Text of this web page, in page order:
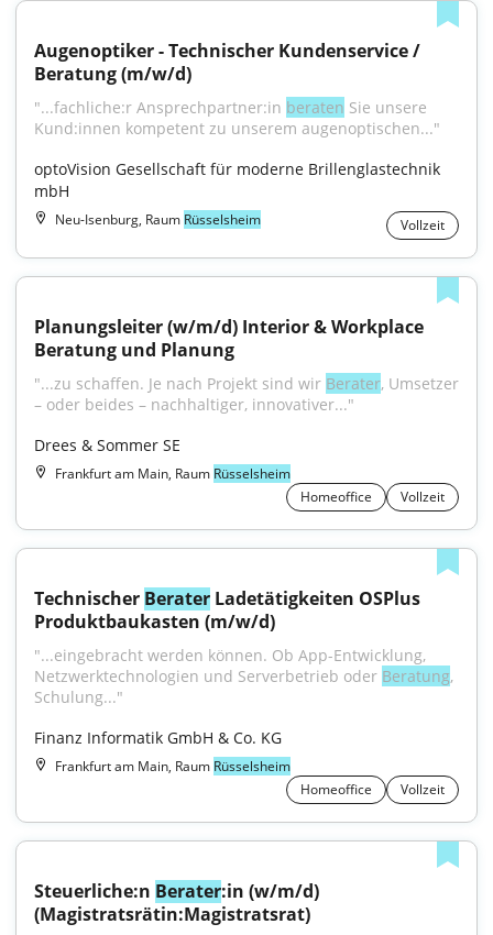
Augenoptiker - Technischer Kundenservice /
Beratung (m/w/d)
"...fachliche:r Ansprechpartner:in beraten Sie unsere
Kund:innen kompetent zu unserem augenoptischen..."
optoVision Gesellschaft für moderne Brillenglastechnik
mbH
Neu-Isenburg, Raum Rüsselsheim Vollzeit
Planungsleiter (w/m/d) Interior & Workplace
Beratung und Planung
"...zu schaffen. Je nach Projekt sind wir Berater, Umsetzer
– oder beides – nachhaltiger, innovativer..."
Drees & Sommer SE
Frankfurt am Main, Raum Rüsselsheim
Homeoffice
Vollzeit
Technischer Berater Ladetätigkeiten OSPlus
Produktbaukasten (m/w/d)
"...eingebracht werden können. Ob App-Entwicklung,
Netzwerktechnologien und Serverbetrieb oder Beratung,
Schulung..."
Finanz Informatik GmbH & Co. KG
Frankfurt am Main, Raum Rüsselsheim
Homeoffice
Vollzeit
Steuerliche:n Berater:in (w/m/d)
(Magistratsrätin:Magistratsrat)